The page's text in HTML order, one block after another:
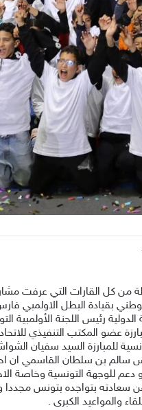
بتونس علي فعاليات الجائزة الكبرى للمبارزة والتي شكلت
بقيادة البطل الاولمبي
رئيس اللجنة الأولمبية
المكتب التنفيذي للاتحاد
للمبارزة السيد سفيان
سالم بن سلطان القاسمي
التونسية وخاصة
سعادته بتواجده بتونس
والمواعيد الكبرى .